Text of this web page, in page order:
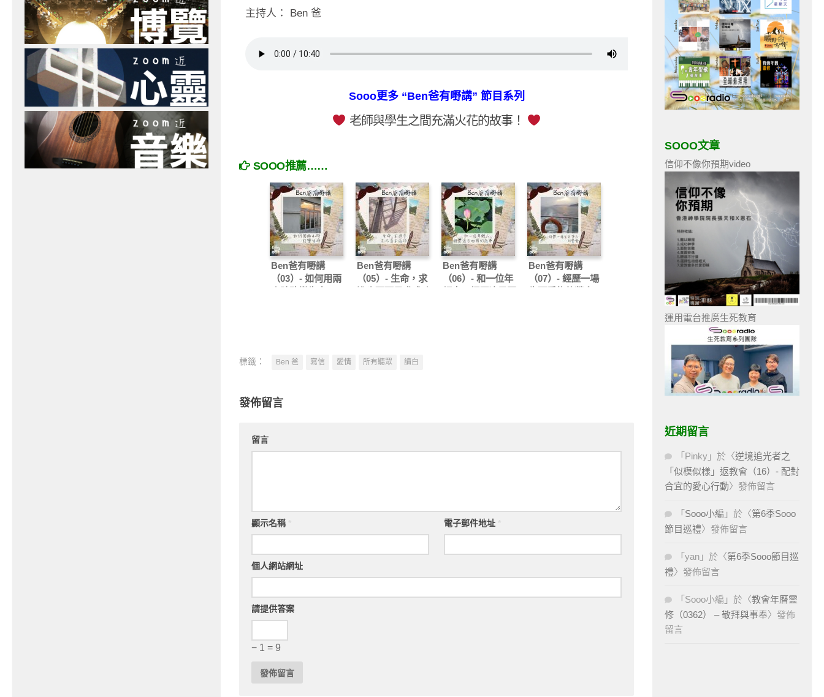
主持人： Ben 爸
Sooo更多 “Ben爸有嘢講” 節目系列
老師與學生之間充滿火花的故事！
SOOO推薦……
Ben爸有嘢講
（03）- 如何用兩
Ben爸有嘢講
（05）- 生命，求
Ben爸有嘢講
（06）- 和一位年
Ben爸有嘢講
（07）- 經歷一場
標籤： Ben 爸 寫信 愛情 所有聽眾 讀白
發佈留言
留言
顯示名稱 電子郵件地址
個人網站網址
請提供答案
− 1 = 9
SOOO文章
信仰不像你預期video
運用電台推廣生死教育
近期留言
「 Pinky 」於〈逆境追光者之
「似模似樣」返教會（16）- 配對
合宜的愛心行動〉發佈留言
「 Sooo小編 」於〈第6季Sooo
節目巡禮〉發佈留言
「 yan 」於〈第6季Sooo節目巡
禮〉發佈留言
「 Sooo小編 」於〈教會年曆靈
修（0362） – 敬拜與事奉〉發佈
留言